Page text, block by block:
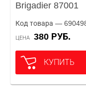
Brigadier 87001
Код товара —
ЦЕНА 380 РУБ.
КУПИТЬ